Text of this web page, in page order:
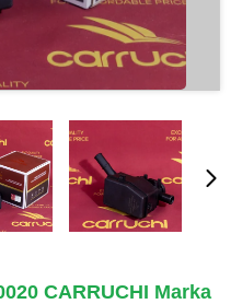
CARRUCHI Marka